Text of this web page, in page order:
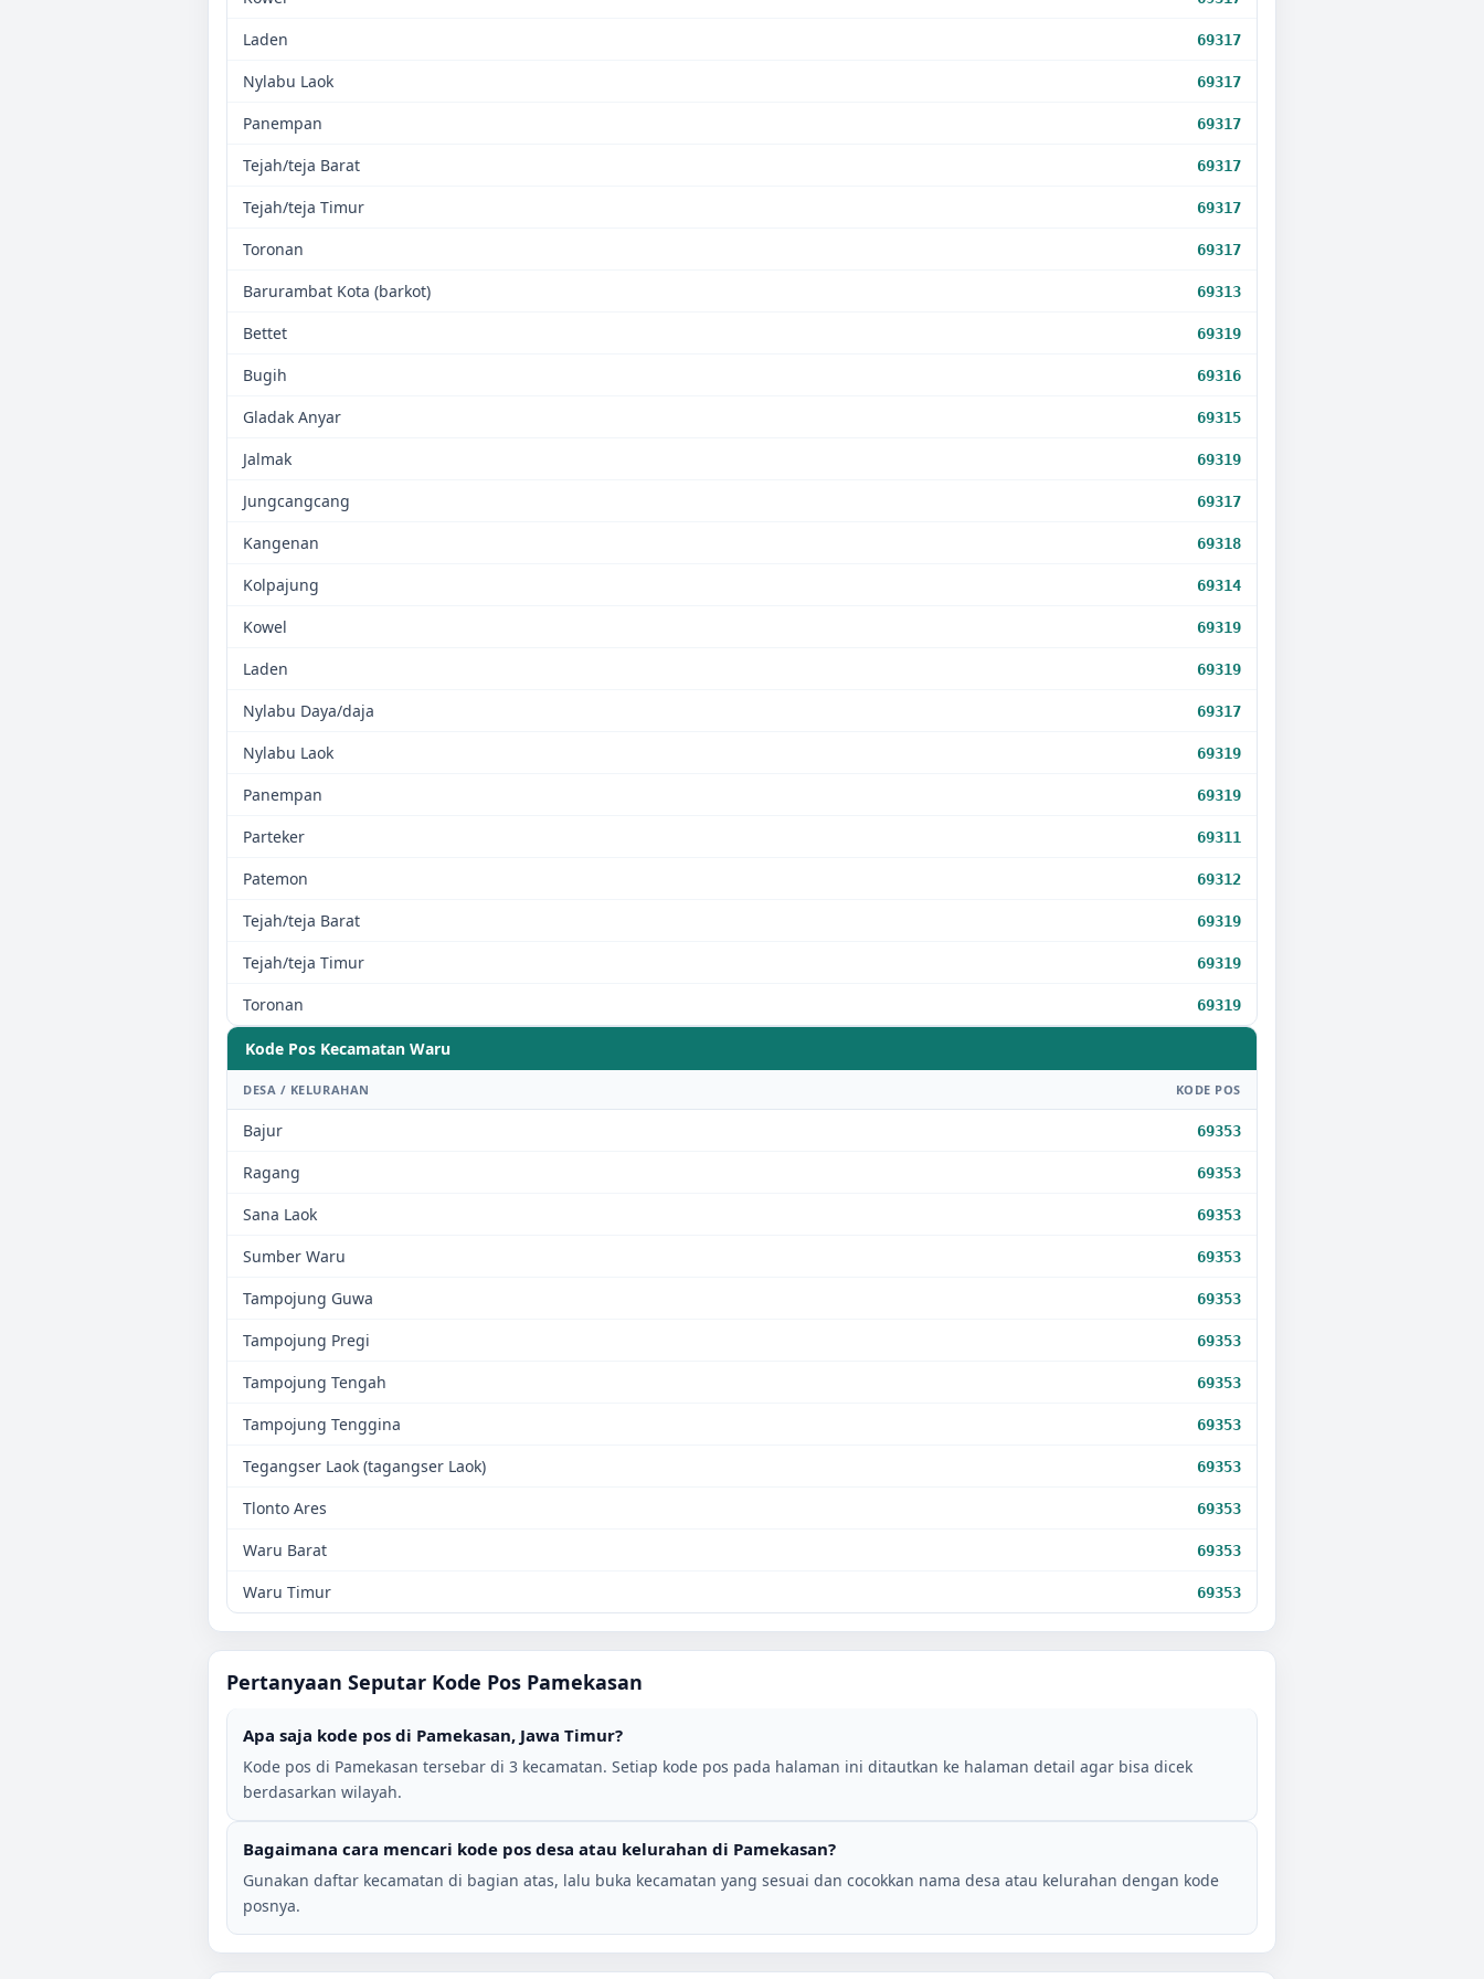
Laden 69317
Nylabu Laok 69317
Panempan 69317
Tejah/teja Barat 69317
Tejah/teja Timur 69317
Toronan 69317
Barurambat Kota (barkot) 69313
Bettet 69319
Bugih 69316
Gladak Anyar 69315
Jalmak 69319
Jungcangcang 69317
Kangenan 69318
Kolpajung 69314
Kowel 69319
Laden 69319
Nylabu Daya/daja 69317
Nylabu Laok 69319
Panempan 69319
Parteker 69311
Patemon 69312
Tejah/teja Barat 69319
Tejah/teja Timur 69319
Toronan 69319
Kode Pos Kecamatan Waru
DESA / KELURAHAN KODE POS
Bajur 69353
Ragang 69353
Sana Laok 69353
Sumber Waru 69353
Tampojung Guwa 69353
Tampojung Pregi 69353
Tampojung Tengah 69353
Tampojung Tenggina 69353
Tegangser Laok (tagangser Laok) 69353
Tlonto Ares 69353
Waru Barat 69353
Waru Timur 69353
Pertanyaan Seputar Kode Pos Pamekasan
Apa saja kode pos di Pamekasan, Jawa Timur?
Kode pos di Pamekasan tersebar di 3 kecamatan. Setiap kode pos pada halaman ini ditautkan ke halaman detail agar bisa dicek
berdasarkan wilayah.
Bagaimana cara mencari kode pos desa atau kelurahan di Pamekasan?
Gunakan daftar kecamatan di bagian atas, lalu buka kecamatan yang sesuai dan cocokkan nama desa atau kelurahan dengan kode
posnya.